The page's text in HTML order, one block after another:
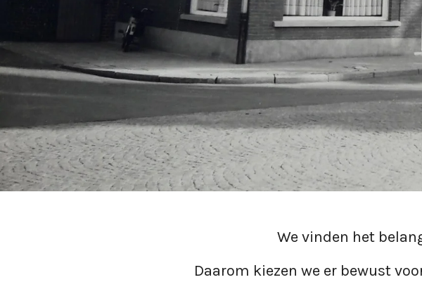
We vinden het
Daarom kiezen we er bewust